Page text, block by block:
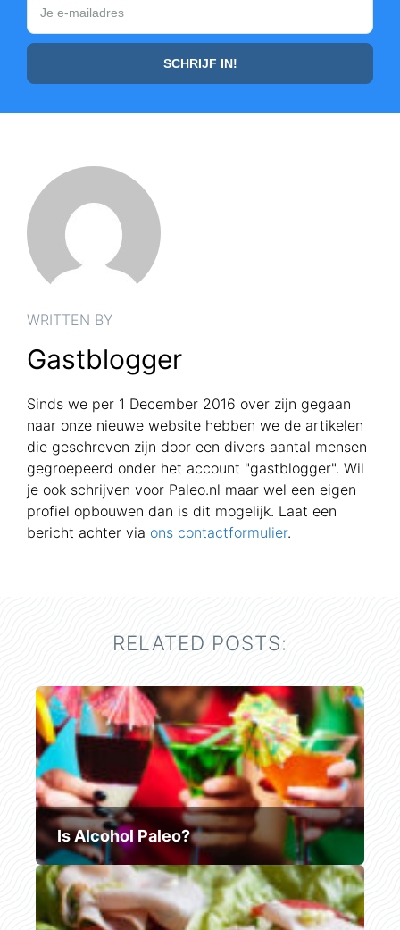
WRITTEN BY
Gastblogger
Sinds we per 1 December 2016 over zijn gegaan
naar onze nieuwe website hebben we de artikelen
die geschreven zijn door een divers aantal mensen
gegroepeerd onder het account "gastblogger". Wil
je ook schrijven voor Paleo.nl maar wel een eigen
profiel opbouwen dan is dit mogelijk. Laat een
bericht achter via ons contactformulier.
RELATED POSTS:
Is Alcohol Paleo?